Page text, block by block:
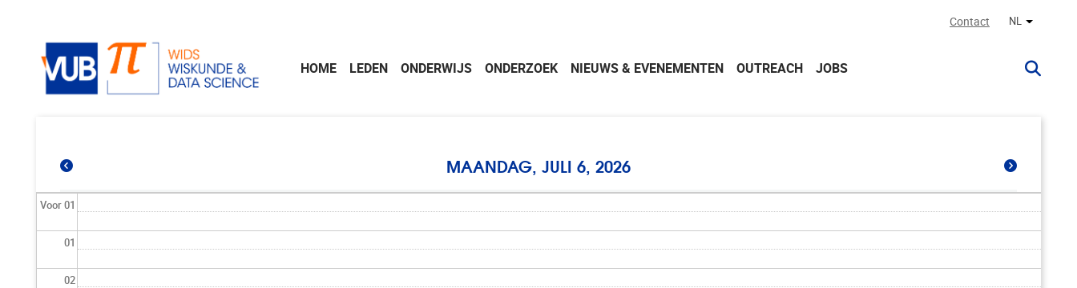
Contact NL Andere
HOME LEDEN ONDERWIJS ONDERZOEK NIEUWS & EVENEMENTEN OUTREACH JOBS
MAANDAG, JULI 6, 2026
Voor 01
01
02